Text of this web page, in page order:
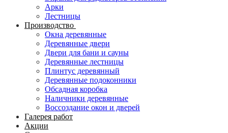
Арки
Лестницы
Производство
Окна деревянные
Деревянные двери
Двери для бани и сауны
Деревянные лестницы
Плинтус деревянный
Деревянные подоконники
Обсадная коробка
Наличники деревянные
Воссоздание окон и дверей
Галерея работ
Акции